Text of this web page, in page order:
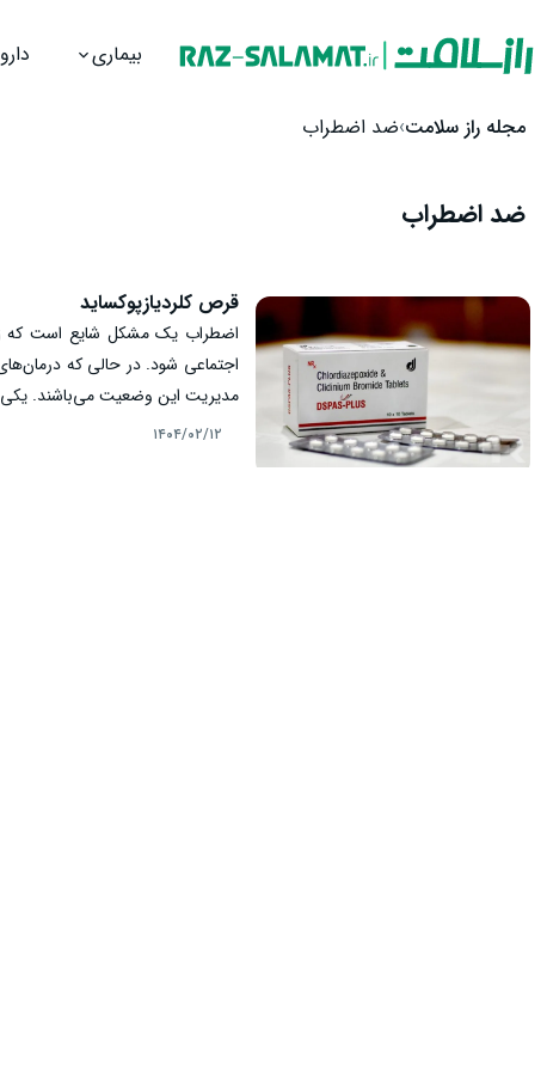
پرش به محتوا
بیماری دارو
مجله راز سلامت ضد اضطراب
ضد اضطراب
قرص کلردیازپوکساید
اضطراب یک مشکل شایع است که
اجتماعی شود. در حالی که
مدیریت این وضعیت می‌باشند. یکی
از دسته بنزودیازپین‌ها است و
۱۴۰۴/۰۲/۱۲